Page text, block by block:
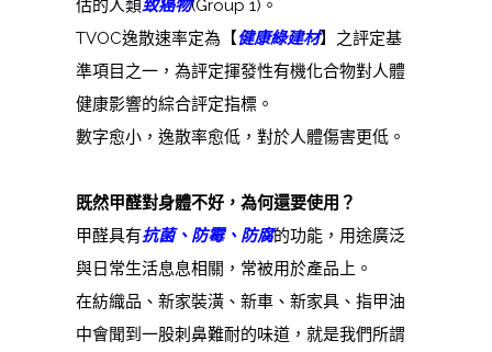
估的人類致癌物(Group 1)。
TVOC逸散速率定為【健康綠建材】 之評定基
準項目之一，為評定揮發性有機化合物對人體
健康影響的綜合評定指標。
數字愈小，逸散率愈低，對於人體傷害更低。
既然甲醛對身體不好，為何還要使用？
甲醛具有抗菌、防霉、防腐的功能，用途廣泛
與日常生活息息相關，常被用於產品上。
在紡織品、新家裝潢、新車、新家具、指甲油
中會聞到一股刺鼻難耐的味道，就是我們所謂